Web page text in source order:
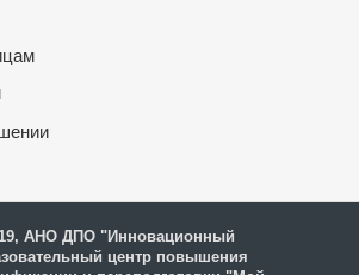
АНО ДПО "Инновационный
центр повышения